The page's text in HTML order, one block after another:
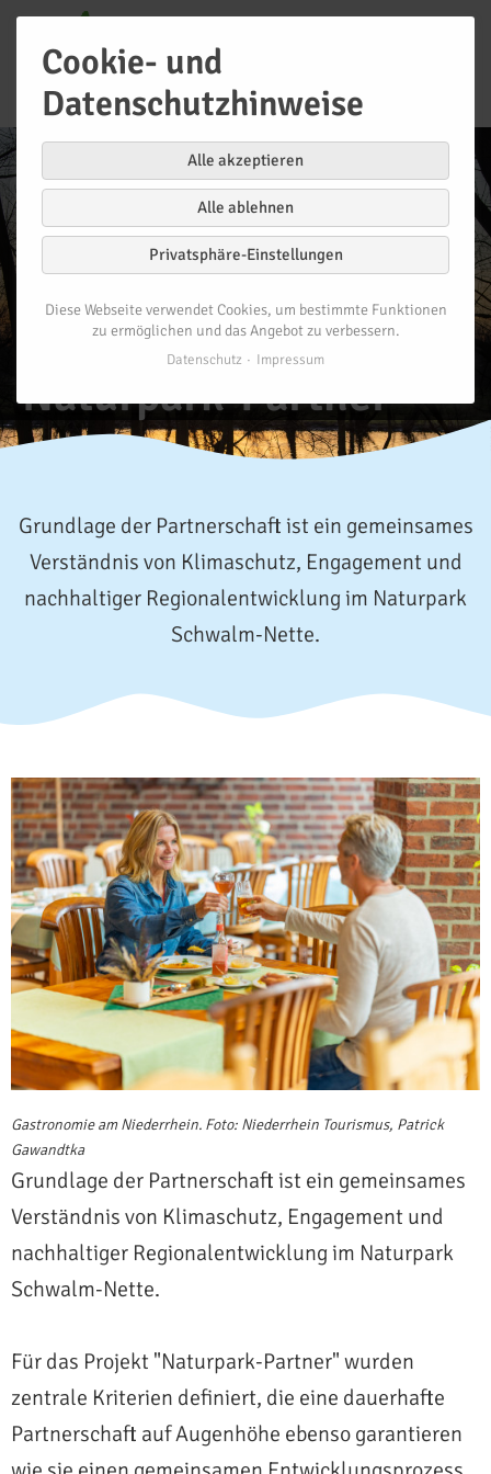
Kriterien -
Naturpark-Partner
Grundlage der Partnerschaft ist ein gemeinsames
Verständnis von Klimaschutz, Engagement und
nachhaltiger Regionalentwicklung im Naturpark
Schwalm-Nette.
Gastronomie am Niederrhein. Foto: Niederrhein Tourismus, Patrick
Gawandtka
Grundlage der Partnerschaft ist ein gemeinsames
Verständnis von Klimaschutz, Engagement und
nachhaltiger Regionalentwicklung im Naturpark
Schwalm-Nette.
Für das Projekt "Naturpark-Partner" wurden
zentrale Kriterien definiert, die eine dauerhafte
Partnerschaft auf Augenhöhe ebenso garantieren
Cookie- und
Datenschutzhinweise
Alle akzeptieren
Alle ablehnen
Privatsphäre-Einstellungen
Diese Webseite verwendet Cookies, um bestimmte Funktionen
zu ermöglichen und das Angebot zu verbessern.
Datenschutz Impressum